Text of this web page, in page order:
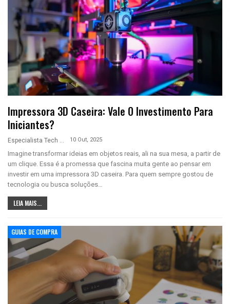
Impressora 3D Caseira: Vale O Investimento Para
Iniciantes?
Especialista Tech 10 Out, 2025
Imagine transformar ideias em objetos reais, ali na sua mesa, a partir de
um clique. Essa é a promessa que fascina muita gente ao pensar em
investir em uma impressora 3D caseira. Para quem sempre gostou de
tecnologia ou busca soluções…
LEIA MAIS...
GUIAS DE COMPRA